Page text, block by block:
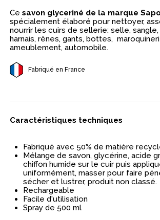
Cesavon glyceriné de la marque Sapo
spécialement élaboré pour nettoyer,
nourrir les cuirs de sellerie: selle, sangle,
harnais, rênes, gants, bottes,
ameublement, automobile.
Fabriqué en France
Caractéristiques techniques
Fabriqué avec 50% de matière
Mélange de savon, glycérine, acide
chiffon humide sur le cuir puis
uniformément, masser pour faire
sécher et lustrer, produit non classé.
Rechargeable
Facile d'utilisation
Spray de 500 ml